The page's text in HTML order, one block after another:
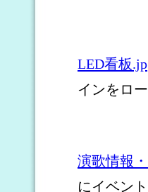
LED看板.jp
インをロ
演歌情報
にイベン